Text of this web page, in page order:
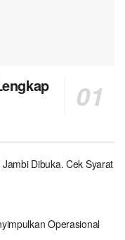
Dibuka. Cek Syarat
Operasional